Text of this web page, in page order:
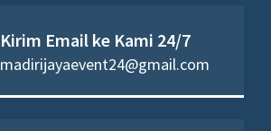
Kirim Email ke Kami 24/7
madirijayaevent24@gmail.com